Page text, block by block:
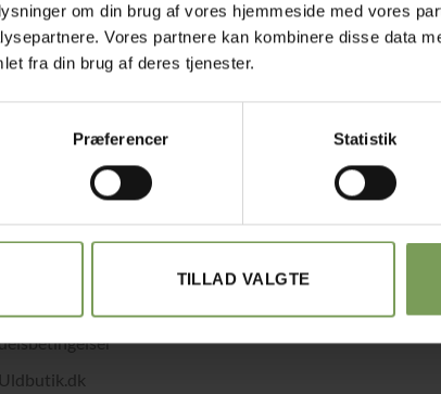
om din brug af vores hjemmeside med vores
Vores partnere kan kombinere disse data
fra din brug af deres tjenester.
Præferencer Statistik
TILLAD VALGTE
med småt…